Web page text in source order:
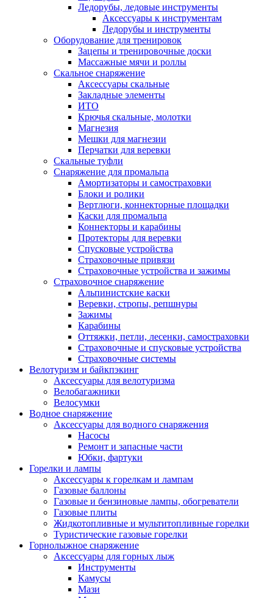
Ледорубы, ледовые инструменты
Аксессуары к инструментам
Ледорубы и инструменты
Оборудование для тренировок
Зацепы и тренировочные доски
Массажные мячи и роллы
Скальное снаряжение
Аксессуары скальные
Закладные элементы
ИТО
Крючья скальные, молотки
Магнезия
Мешки для магнезии
Перчатки для веревки
Скальные туфли
Снаряжение для промальпа
Амортизаторы и самостраховки
Блоки и ролики
Вертлюги, коннекторные площадки
Каски для промальпа
Коннекторы и карабины
Протекторы для веревки
Спусковые устройства
Страховочные привязи
Страховочные устройства и зажимы
Страховочное снаряжение
Альпинистские каски
Веревки, стропы, репшнуры
Зажимы
Карабины
Оттяжки, петли, лесенки, самостраховки
Страховочные и спусковые устройства
Страховочные системы
Велотуризм и байкпэкинг
Аксессуары для велотуризма
Велобагажники
Велосумки
Водное снаряжение
Аксессуары для водного снаряжения
Насосы
Ремонт и запасные части
Юбки, фартуки
Горелки и лампы
Аксессуары к горелкам и лампам
Газовые баллоны
Газовые и бензиновые лампы, обогреватели
Газовые плиты
Жидкотопливные и мультитопливные горелки
Туристические газовые горелки
Горнолыжное снаряжение
Аксессуары для горных лыж
Инструменты
Камусы
Мази